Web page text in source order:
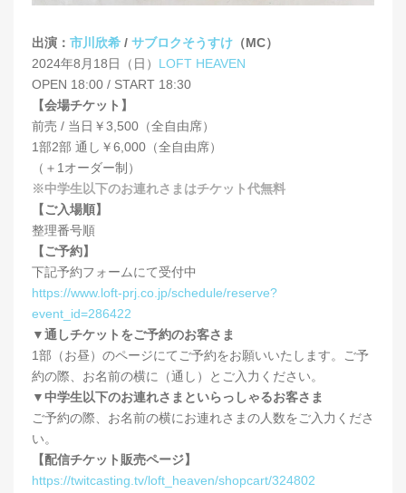
出演： 市川欣希 / サブロクそうすけ （MC）
2024年8月18日（日） LOFT HEAVEN
OPEN 18:00 / START 18:30
【会場チケット】
前売 / 当日￥3,500（全自由席）
1部2部 通し￥6,000（全自由席）
（＋1オーダー制）
※中学生以下のお連れさまはチケット代無料
【ご入場順】
整理番号順
【ご予約】
下記予約フォームにて受付中
https://www.loft-prj.co.jp/schedule/reserve?
event_id=286422
▼通しチケットをご予約のお客さま
1部（お昼）のページにてご予約をお願いいたします。ご予
約の際、お名前の横に（通し）とご入力ください。
▼中学生以下のお連れさまといらっしゃるお客さま
ご予約の際、お名前の横にお連れさまの人数をご入力くださ
い。
【配信チケット販売ページ】
https://twitcasting.tv/loft_heaven/shopcart/324802